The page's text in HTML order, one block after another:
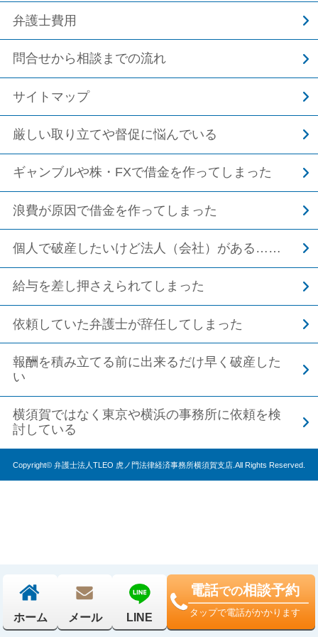
弁護士費用
問合せから相談までの流れ
サイトマップ
厳しい取り立てや督促に悩んでいる
ギャンブルや株・FXで借金を作ってしまった
浪費が原因で借金を作ってしまった
個人で破産したいけど法人（会社）がある……
給与を差し押さえられてしまった
依頼していた弁護士が辞任してしまった
報酬を積み立てる前に出来るだけ早く破産した
い
横須賀ではなく東京や横浜の事務所に依頼を検
討している
ホーム メール LINE
電話での相談予約
タップで電話がかかります
Copyright© 弁護士法人TLEO 虎ノ門法律経済事務所横須賀支店.All Rights Reserved.